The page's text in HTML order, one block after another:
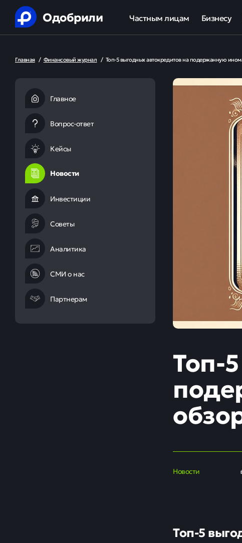
Одобрили Частным лицам
Рефинансирование кредитов
Ипотека
Юридическая защита от
Бизнесу
Льготные
Главная / Финансовый журнал / Топ-5 выгодных автокредитов на подержанную
Главное
Вопрос-ответ
Кейсы
Новости
Инвестиции
Советы
Аналитика
СМИ о нас
Партнерам
Топ-
Новости
Топ-5